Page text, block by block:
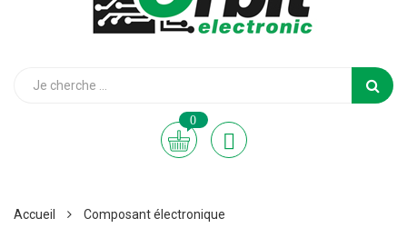
0
Accueil
Composant électronique